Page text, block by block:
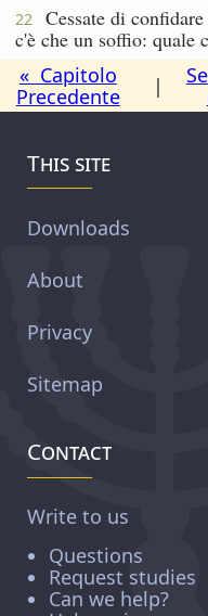
22
Cessate di
c'è che un soffio: quale
« Capitolo
Precedente
|
This site
Downloads
About
Privacy
Sitemap
Contact
Write to us
Questions
Request studies
Can we help?